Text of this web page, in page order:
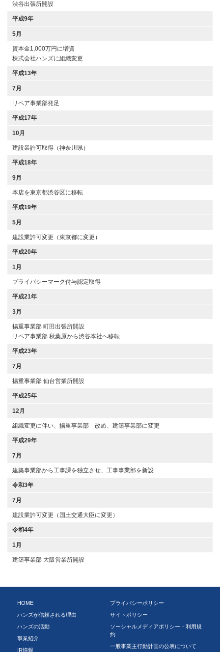
渋谷出張所開設
平成9年
5月
資本金1,000万円に増資
株式会社ハンズに組織変更
平成13年
7月
リペア事業部発足
平成17年
10月
建設業許可取得（神奈川県）
平成18年
9月
本店を東京都渋谷区に移転
平成19年
5月
建設業許可変更（東京都に変更）
平成20年
1月
プライバシーマーク付与認定取得
平成21年
3月
揚重事業部 町田出張所開設
リペア事業部 秋葉原から渋谷本社へ移転
平成23年
7月
揚重事業部 仙台営業所開設
平成25年
12月
組織変更に伴い、揚重事業部 改め、建築事業部に変更
平成29年
7月
建築事業部から工事課を独立させ、工事事業部を新設
令和3年
7月
建設業許可変更（国土交通大臣に変更）
令和4年
1月
建築事業部 大阪営業所開設
HOME
ハンズが信頼される理由
ハンズの活動
事業紹介
IR情報
プライバシーポリシー
サイトポリシー
ソーシャルメディアポリシー・利用規
約
一般事業主行動計画の公表について